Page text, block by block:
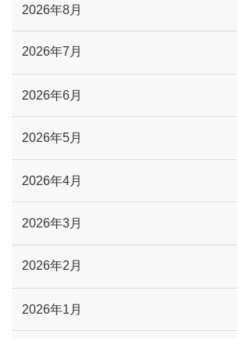
2026年8月
2026年7月
2026年6月
2026年5月
2026年4月
2026年3月
2026年2月
2026年1月